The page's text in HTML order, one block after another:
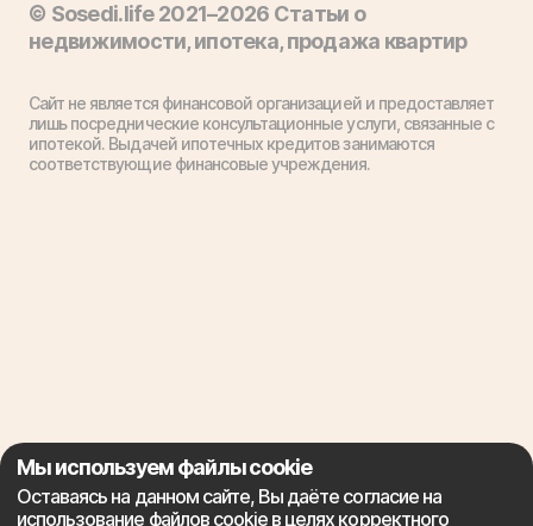
© Sosedi.life 2021–2026 Статьи о
недвижимости, ипотека, продажа квартир
Сайт не является финансовой организацией и предоставляет
лишь посреднические консультационные услуги, связанные с
ипотекой. Выдачей ипотечных кредитов занимаются
соответствующие финансовые учреждения.
Мы используем файлы cookie
Оставаясь на данном сайте, Вы даёте согласие на
использование файлов cookie в целях корректного